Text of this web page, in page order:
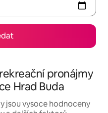
pronájmy
Hrad Buda
jsou vysoce hodnoceny